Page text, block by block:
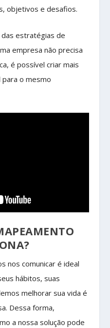
objetivos e desafios.
estratégias de
empresa não precisa
é possível criar mais
o mesmo
nos comunicar é ideal
hábitos, suas
melhorar sua vida é
Dessa forma,
a nossa solução pode